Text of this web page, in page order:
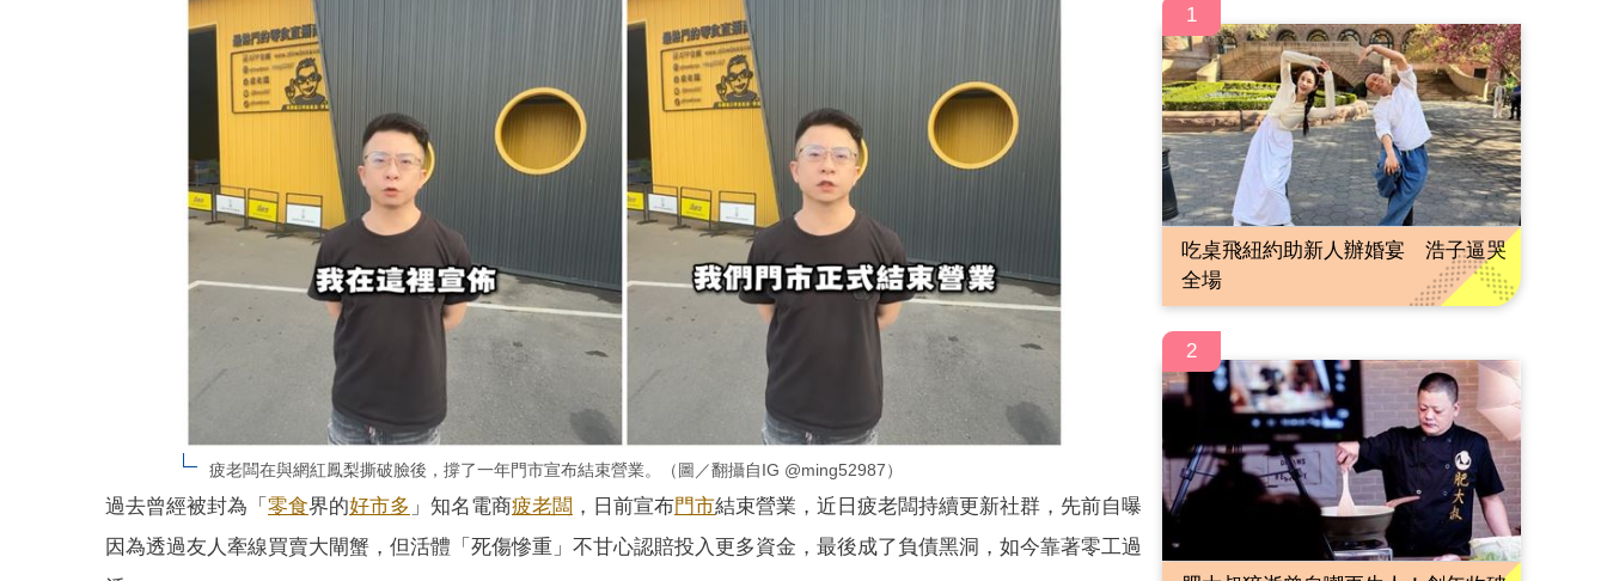
疲老闆在與網紅鳳梨撕破臉後，撐了一年門市宣布結束營業。（圖／翻攝自IG @ming52987）
過去曾經被封為「 零食界的好市多 」知名電商疲老闆 ，日前宣布門市結束營業，近日疲老闆持續更新社群，先前自曝
因為透過友人牽線買賣大閘蟹，但活體「死傷慘重」不甘心認賠投入更多資金，最後成了負債黑洞，如今靠著零工過
1
吃桌飛紐約助新人辦婚宴 浩子逼哭
全場
2